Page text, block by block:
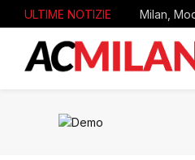
ULTIME NOTIZIE